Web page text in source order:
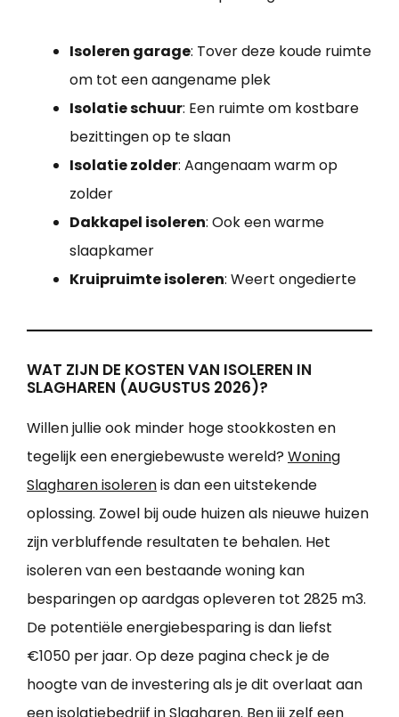
Isoleren garage: Tover deze koude ruimte
om tot een aangename plek
Isolatie schuur: Een ruimte om kostbare
bezittingen op te slaan
Isolatie zolder: Aangenaam warm op
zolder
Dakkapel isoleren: Ook een warme
slaapkamer
Kruipruimte isoleren: Weert ongedierte
WAT ZIJN DE KOSTEN VAN ISOLEREN IN
SLAGHAREN (AUGUSTUS 2026)?
Willen jullie ook minder hoge stookkosten en
tegelijk een energiebewuste wereld? Woning
Slagharen isolerenis dan een uitstekende
oplossing. Zowel bij oude huizen als nieuwe huizen
zijn verbluffende resultaten te behalen. Het
isoleren van een bestaande woning kan
besparingen op aardgas opleveren tot 2825 m3.
De potentiële energiebesparing is dan liefst
€1050 per jaar. Op deze pagina check je de
hoogte van de investering als je dit overlaat aan